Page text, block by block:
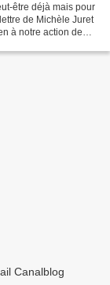
être déjà mais pour
de Michèle Juret
à notre action de
Canalblog